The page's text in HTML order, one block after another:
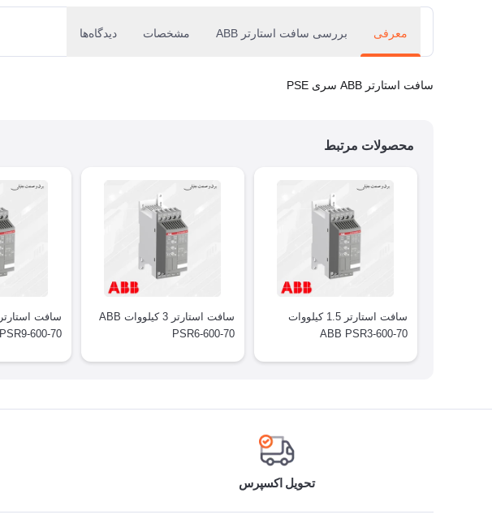
معرفی بررسی سافت استارتر ABB مشخصات دیدگاه‌ها
سافت استارتر ABB سری PSE
محصولات مرتبط
سافت استارتر 1.5 کیلووات
ABB PSR3-600-70
سافت استارتر 3 کیلووات ABB
PSR6-600-70
PSR9-600-70
تحویل اکسپرس